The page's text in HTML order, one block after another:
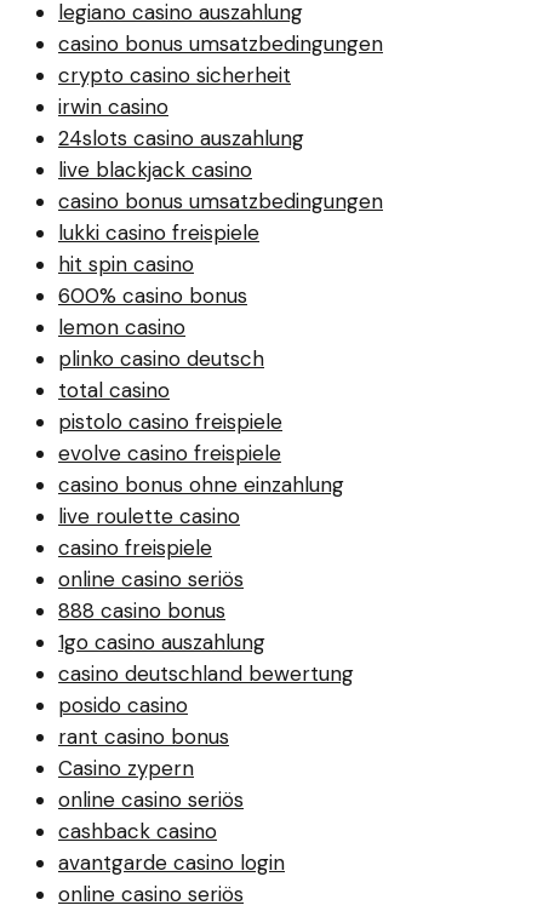
legiano casino auszahlung
casino bonus umsatzbedingungen
crypto casino sicherheit
irwin casino
24slots casino auszahlung
live blackjack casino
casino bonus umsatzbedingungen
lukki casino freispiele
hit spin casino
600% casino bonus
lemon casino
plinko casino deutsch
total casino
pistolo casino freispiele
evolve casino freispiele
casino bonus ohne einzahlung
live roulette casino
casino freispiele
online casino seriös
888 casino bonus
1go casino auszahlung
casino deutschland bewertung
posido casino
rant casino bonus
Casino zypern
online casino seriös
cashback casino
avantgarde casino login
online casino seriös